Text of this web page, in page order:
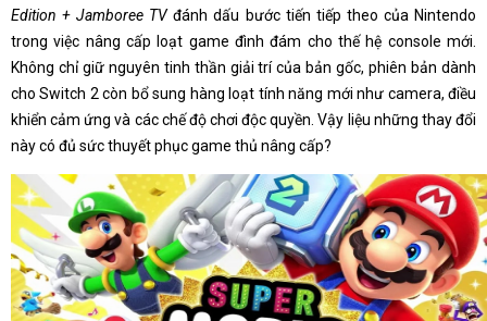
Edition + Jamboree TVđánh dấu bước tiến tiếp theo của Nintendo
trong việc nâng cấp loạt game đình đám cho thế hệ console mới.
Không chỉ giữ nguyên tinh thần giải trí của bản gốc, phiên bản dành
cho Switch 2 còn bổ sung hàng loạt tính năng mới như camera, điều
khiển cảm ứng và các chế độ chơi độc quyền. Vậy liệu những thay đổi
này có đủ sức thuyết phục game thủ nâng cấp?